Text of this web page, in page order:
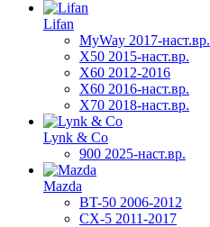
Lifan
MyWay 2017-наст.вр.
X50 2015-наст.вр.
X60 2012-2016
X60 2016-наст.вр.
X70 2018-наст.вр.
Lynk & Co
900 2025-наст.вр.
Mazda
BT-50 2006-2012
CX-5 2011-2017